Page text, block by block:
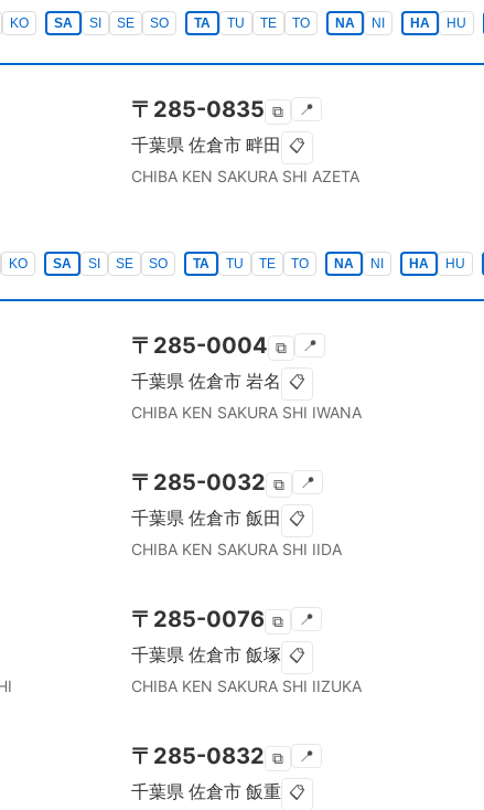
KO SA SI SE SO TA TU TE TO NA NI HA HU
〒 285-0835 ⧉ 📍
千葉県 佐倉市 畔田 📋
CHIBA KEN SAKURA SHI AZETA
KO SA SI SE SO TA TU TE TO NA NI HA HU
〒 285-0004 ⧉ 📍
千葉県 佐倉市 岩名 📋
CHIBA KEN SAKURA SHI IWANA
〒 285-0032 ⧉ 📍
千葉県 佐倉市 飯田 📋
CHIBA KEN SAKURA SHI IIDA
〒 285-0076 ⧉ 📍
千葉県 佐倉市 飯塚 📋
CHIBA KEN SAKURA SHI IIZUKA
〒 285-0832 ⧉ 📍
千葉県 佐倉市 飯重 📋